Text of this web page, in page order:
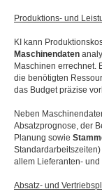
Produktions- und
KI kann
Maschinendaten
Maschinen errechnet.
die benötigten
das Budget präzise
Neben
Absatzprognose, der
Planung sowie
allem Lieferanten-
Absatz- und